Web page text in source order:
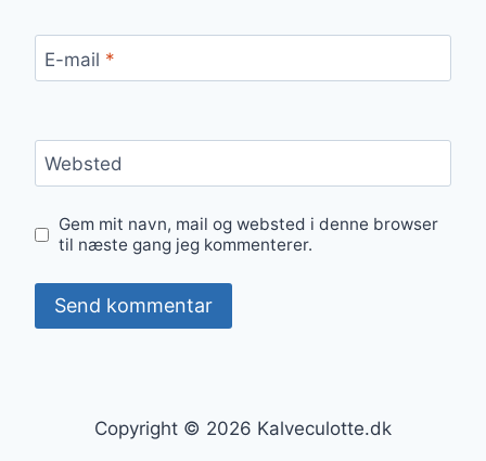
E-mail *
Websted
Gem mit navn, mail og websted i denne browser
til næste gang jeg kommenterer.
Copyright © 2026 Kalveculotte.dk